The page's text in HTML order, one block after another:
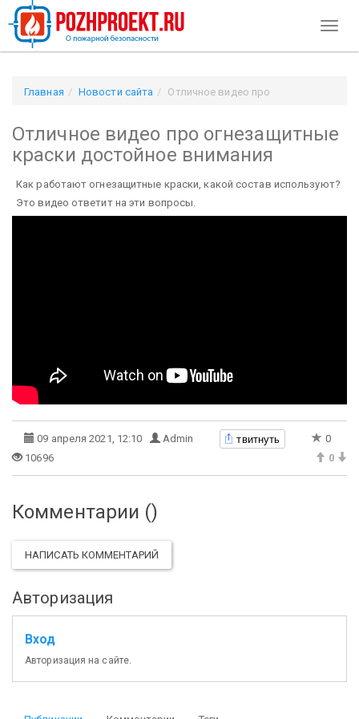
Главная Новости сайта
Отличное видео про
Отличное видео про огнезащитные
краски достойное внимания
Как работают огнезащитные краски, какой состав используют?
Это видео ответит на эти вопросы.
09 апреля 2021, 12:10 Admin твитнуть
0
10696
0
Комментарии ()
НАПИСАТЬ КОММЕНТАРИЙ
Авторизация
Вход
Авторизация на сайте.